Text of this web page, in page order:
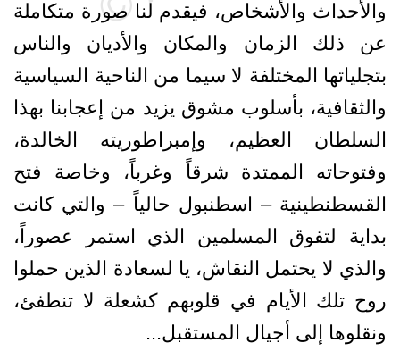
والأحداث والأشخاص، فيقدم لنا صورة متكاملة
عن ذلك الزمان والمكان والأديان والناس
بتجلياتها المختلفة لا سيما من الناحية السياسية
والثقافية، بأسلوب مشوق يزيد من إعجابنا بهذا
السلطان العظيم، وإمبراطوريته الخالدة،
وفتوحاته الممتدة شرقاً وغرباً، وخاصة فتح
القسطنطينية – اسطنبول حالياً – والتي كانت
بداية لتفوق المسلمين الذي استمر عصوراً،
والذي لا يحتمل النقاش، يا لسعادة الذين حملوا
روح تلك الأيام في قلوبهم كشعلة لا تنطفئ،
ونقلوها إلى أجيال المستقبل...